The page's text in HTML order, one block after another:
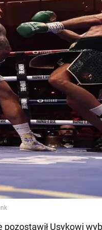
pozostawił Usykowi